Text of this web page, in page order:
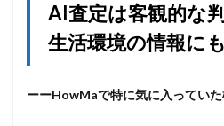
AI査定は客観的な
生活環境の情報に
ーーHowMaで特に気に入ってい